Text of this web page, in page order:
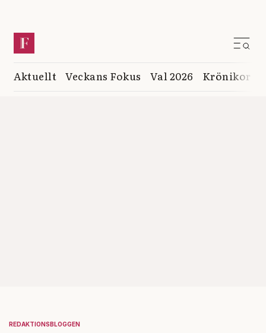
Aktuellt Veckans Fokus Val 2026 Krönikor
REDAKTIONSBLOGGEN